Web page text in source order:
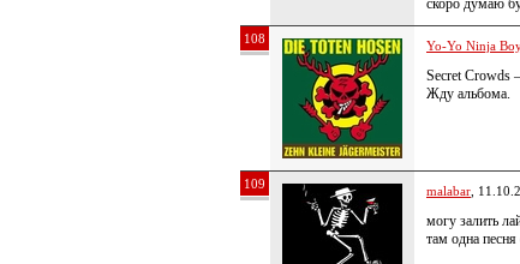
скоро думаю
108 Yo-Yo Ninja Boy
Secret Crowds
Жду альбома.
109 malabar ,
могу залить
там одна